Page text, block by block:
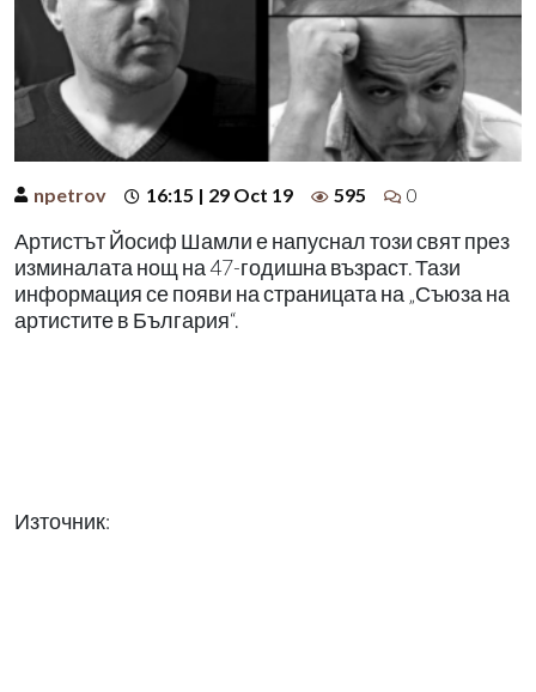
npetrov 16:15 | 29 Oct 19 595 0
Артистът Йосиф Шамли е напуснал този свят през
изминалата нощ на 47-годишна възраст. Тази
информация се появи на страницата на „Съюза на
артистите в България“.
Източник: